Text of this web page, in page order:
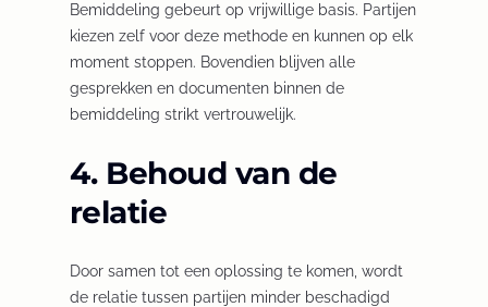
i
n
a
n
e
w
i
Bemiddeling gebeurt op vrijwillige basis. Partijen
kiezen zelf voor deze methode en kunnen op elk
moment stoppen. Bovendien blijven alle
gesprekken en documenten binnen de
bemiddeling strikt vertrouwelijk.
4. Behoud van de
relatie
Door samen tot een oplossing te komen, wordt
de relatie tussen partijen minder beschadigd